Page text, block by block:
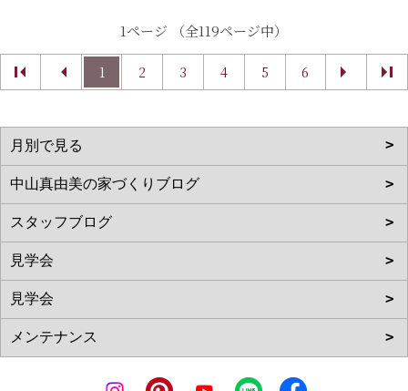
1ページ （全119ページ中）
1 2 3 4 5 6